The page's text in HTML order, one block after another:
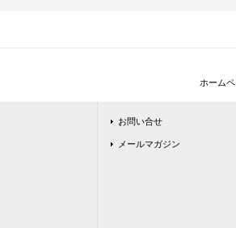
ホーム
お問い合せ
メールマガジン